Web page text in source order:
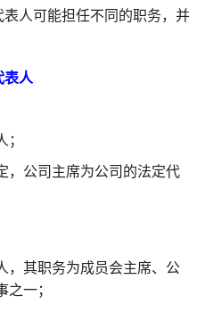
人可能担任不同的职务，并
表人
，公司主席为公司的法定代
，其职务为成员会主席、公
一；